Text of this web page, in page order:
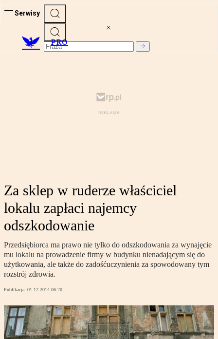
Serwisy
PRO
Za sklep w ruderze właściciel
lokalu zapłaci najemcy
odszkodowanie
Przedsiębiorca ma prawo nie tylko do odszkodowania za wynajęcie
mu lokalu na prowadzenie firmy w budynku nienadającym się do
użytkowania, ale także do zadośćuczynienia za spowodowany tym
rozstrój zdrowia.
Publikacja: 01.12.2014 06:20